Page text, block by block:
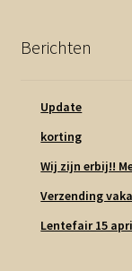
Berichten
Update
korting
Wij zijn erbij!!
Verzending
Lentefair 15